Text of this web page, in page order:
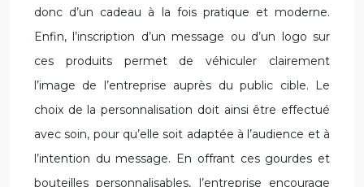
donc d’un cadeau à la fois pratique et moderne.
Enfin, l’inscription d’un message ou d’un logo sur
ces produits permet de véhiculer clairement
l’image de l’entreprise auprès du public cible. Le
choix de la personnalisation doit ainsi être effectué
avec soin, pour qu’elle soit adaptée à l’audience et à
l’intention du message. En offrant ces gourdes et
bouteilles personnalisables, l’entreprise encourage